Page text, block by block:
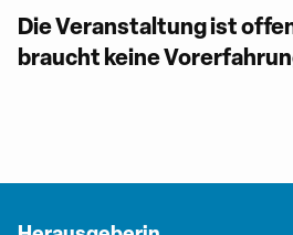
Die Veranstaltung ist
braucht keine